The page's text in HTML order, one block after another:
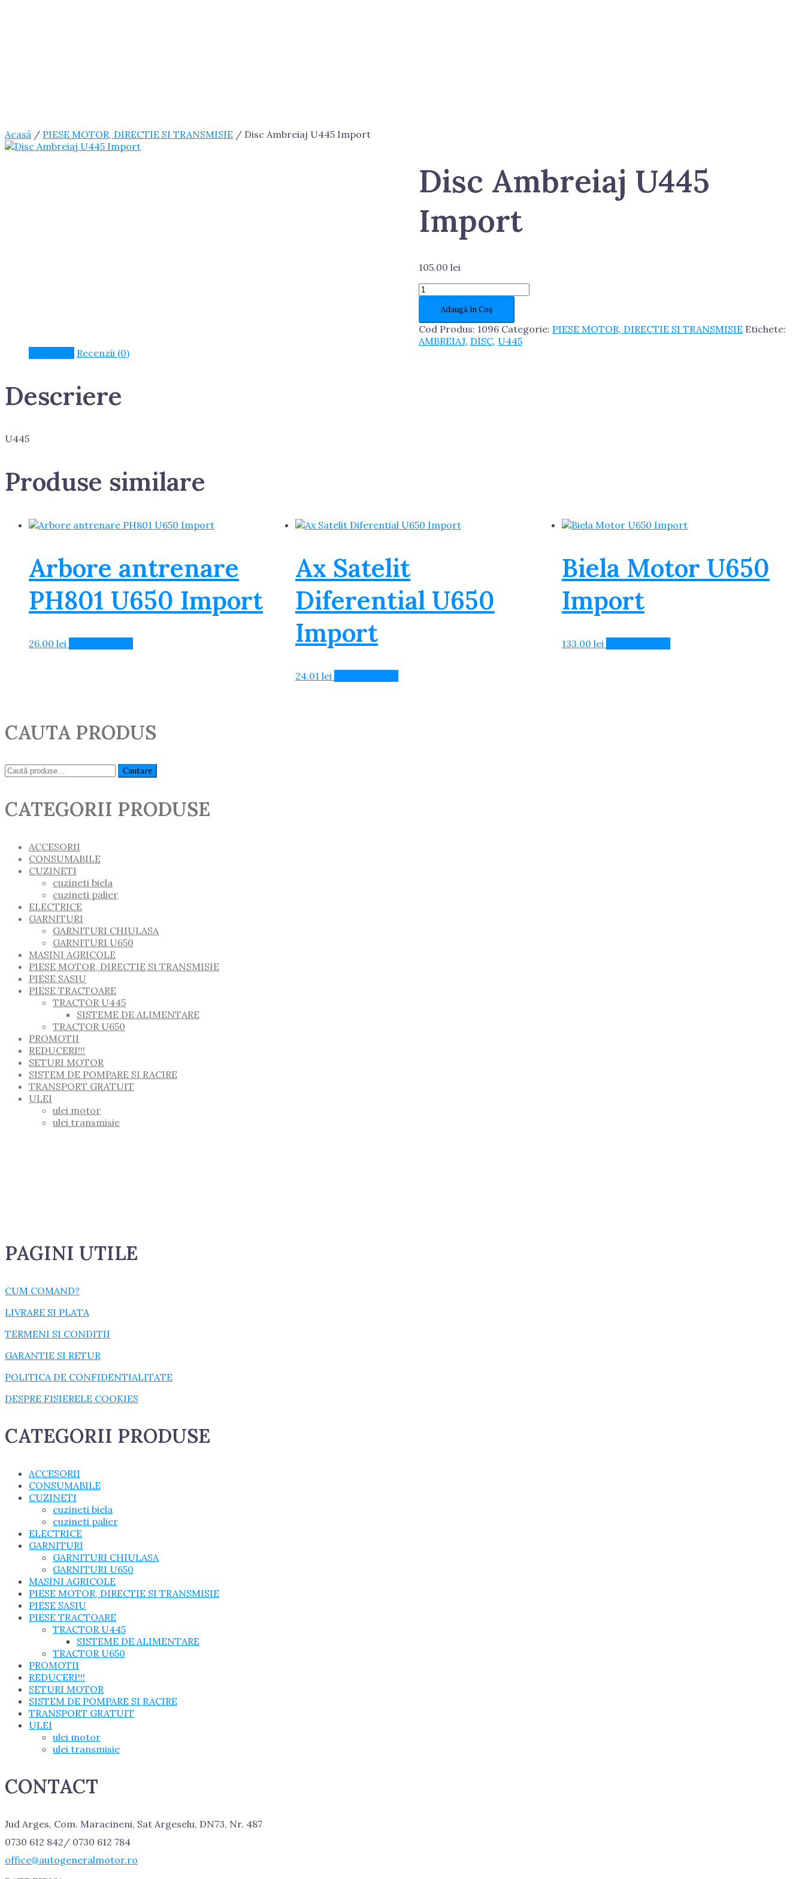
Acasă / PIESE MOTOR, DIRECTIE SI TRANSMISIE / Disc Ambreiaj U445 Import
Disc Ambreiaj U445
Import
105.00 lei
Cantitate
Disc
Ambreiaj
U445
Import
Adaugă în Coș
Cod Produs: 1096 Categorie: PIESE MOTOR, DIRECTIE SI TRANSMISIE Etichete:
AMBREIAJ, DISC, U445
Recenzii (0)
Descriere
U445
Produse similare
Arbore antrenare
PH801 U650 Import
26.00 lei
Ax Satelit
Diferential U650
Import
24.01 lei
Biela Motor U650
Import
133.00 lei
CAUTA PRODUS
Caută: Cautare
CATEGORII PRODUSE
ACCESORII
CONSUMABILE
CUZINETI
cuzineti biela
cuzineti palier
ELECTRICE
GARNITURI
GARNITURI CHIULASA
GARNITURI U650
MASINI AGRICOLE
PIESE MOTOR, DIRECTIE SI TRANSMISIE
PIESE SASIU
PIESE TRACTOARE
TRACTOR U445
SISTEME DE ALIMENTARE
TRACTOR U650
PROMOTII
REDUCERI!!!
SETURI MOTOR
SISTEM DE POMPARE SI RACIRE
TRANSPORT GRATUIT
ULEI
ulei motor
ulei transmisie
PAGINI UTILE
CUM COMAND?
LIVRARE SI PLATA
TERMENI SI CONDITII
GARANTIE SI RETUR
POLITICA DE CONFIDENTIALITATE
DESPRE FISIERELE COOKIES
CATEGORII PRODUSE
ACCESORII
CONSUMABILE
CUZINETI
cuzineti biela
cuzineti palier
ELECTRICE
GARNITURI
GARNITURI CHIULASA
GARNITURI U650
MASINI AGRICOLE
PIESE MOTOR, DIRECTIE SI TRANSMISIE
PIESE SASIU
PIESE TRACTOARE
TRACTOR U445
SISTEME DE ALIMENTARE
TRACTOR U650
PROMOTII
REDUCERI!!!
SETURI MOTOR
SISTEM DE POMPARE SI RACIRE
TRANSPORT GRATUIT
ULEI
ulei motor
ulei transmisie
CONTACT
Jud Arges, Com. Maracineni, Sat Argeselu, DN73, Nr. 487
0730 612 842/ 0730 612 784
office@autogeneralmotor.ro